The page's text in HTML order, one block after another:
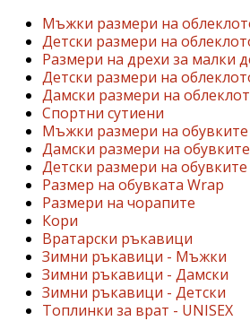
марка
Имате
ли
същата
страст
като
нас?
Присъединете
се
като
амбасадор
на
марката.
Мъжки размери на
Детски размери на
Размери на дрехи за малки
Детски размери на
Дамски размери на
Спортни сутиени
Мъжки размери на обувките
Дамски размери на обувките
Детски размери на обувките
Размер на обувката Wrap
Размери на чорапите
Кори
Вратарски ръкавици
Зимни ръкавици - Мъжки
Зимни ръкавици - Дамски
Зимни ръкавици - Детски
Топлинки за врат - UNISEX